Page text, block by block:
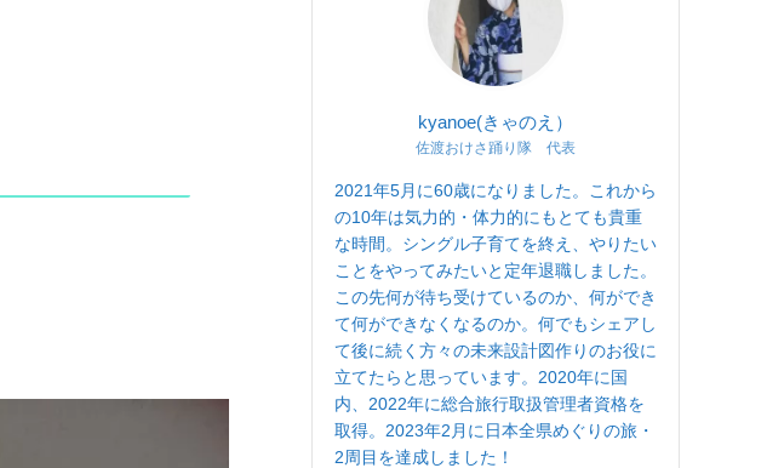
kyanoe(きゃのえ）
佐渡おけさ踊り隊 代表
2021年5月に60歳になりました。これから
の10年は気力的・体力的にもとても貴重
な時間。シングル子育てを終え、やりたい
ことをやってみたいと定年退職しました。
この先何が待ち受けているのか、何ができ
て何ができなくなるのか。何でもシェアし
て後に続く方々の未来設計図作りのお役に
立てたらと思っています。2020年に国
内、2022年に総合旅行取扱管理者資格を
取得。2023年2月に日本全県めぐりの旅・
2周目を達成しました！